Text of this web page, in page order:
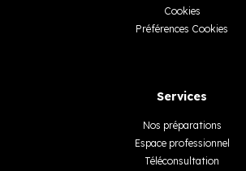
Cookies
Préférences Cookies
Services
Nos préparations
Espace professionnel
Téléconsultation